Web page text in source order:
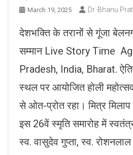
March 19, 2025 Dr. Bhanu
देशभक्ति के तरानों से गूंजा
सम्मान Live Story Time
Pradesh, India, Bharat.
स्थल पर आयोजित होली
से ओत-प्रोत रहा। मित्र मिलाप
इस 26वें स्मृति समारोह में
स्व. वासुदेव गुप्ता, स्व.